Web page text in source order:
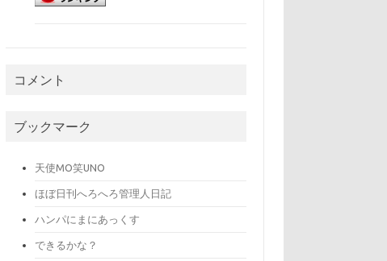
コメント
ブックマーク
天使MO笑UNO
ほぼ日刊へろへろ管理人日記
ハンパにまにあっくす
できるかな？